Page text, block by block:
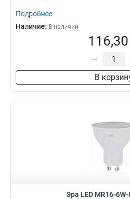
Подробнее
Наличие: В наличии
–
В
Эра LED MR16-